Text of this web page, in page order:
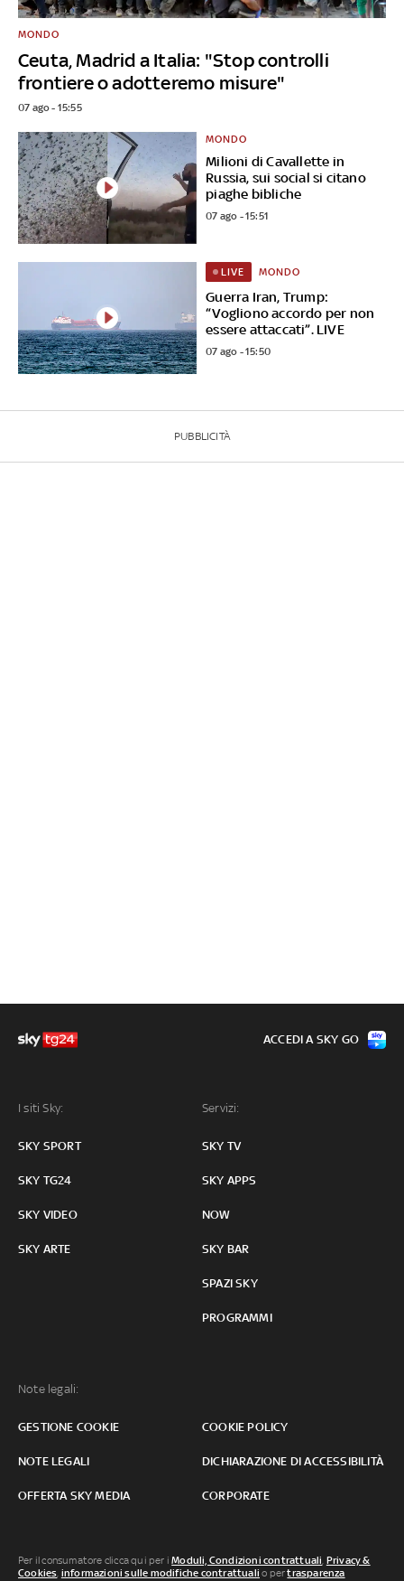
Ceuta, Madrid a Italia: "Stop controlli
frontiere o adotteremo misure"
MONDO
07 ago - 15:55
Milioni di Cavallette in
Russia, sui social si citano
piaghe bibliche
MONDO
07 ago - 15:51
Guerra Iran, Trump:
“Vogliono accordo per non
essere attaccati”. LIVE
LIVE MONDO
07 ago - 15:50
PUBBLICITÀ
I siti Sky:
SKY SPORT
SKY TG24
SKY VIDEO
SKY ARTE
Servizi:
SKY TV
SKY APPS
NOW
SKY BAR
SPAZI SKY
PROGRAMMI
Note legali:
GESTIONE COOKIE COOKIE POLICY
NOTE LEGALI DICHIARAZIONE DI ACCESSIBILITÀ
OFFERTA SKY MEDIA CORPORATE
ACCEDI A SKY GO
Per il consumatore clicca qui per iModuli, Condizioni contrattuali Privacy &
Cookies informazioni sulle modifiche contrattuali o pertrasparenza